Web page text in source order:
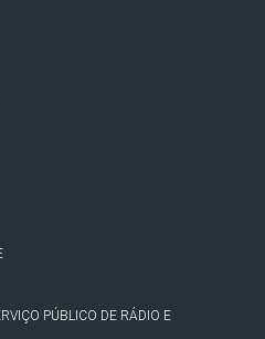
PÚBLICO DE RÁDIO E